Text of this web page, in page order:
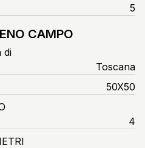
5
CAMPO
di
Toscana
50X50
4